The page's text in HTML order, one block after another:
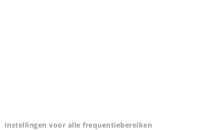
Instellingen voor alle frequentiebereiken